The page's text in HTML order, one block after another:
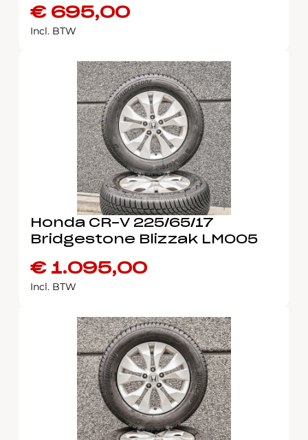
€695,00
Incl. BTW
Honda CR-V 225/65/17
Bridgestone Blizzak LM005
€1.095,00
Incl. BTW